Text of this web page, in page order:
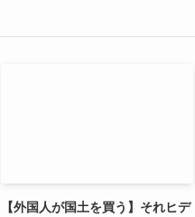
【外国人が国土を買う】それヒデ